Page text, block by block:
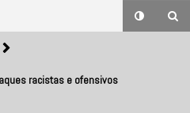
racistas e ofensivos